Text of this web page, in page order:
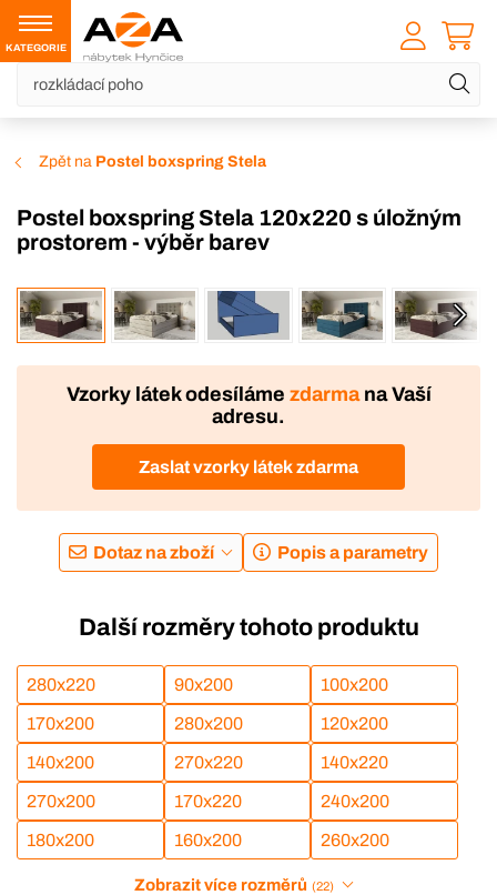
KATEGORIE
Zpět na Postel boxspring Stela
Postel boxspring Stela 120x220 s úložným
prostorem - výběr barev
VÝROBA
Vzorky látek odesíláme zdarmana Vaší
adresu.
Zaslat vzorky látek zdarma
Dotaz na zboží Popis a parametry
Další rozměry tohoto produktu
280x220 90x200 100x200
170x200 280x200 120x200
140x200 270x220 140x220
270x200 170x220 240x200
180x200 160x200 260x200
Zobrazit více rozměrů (22)